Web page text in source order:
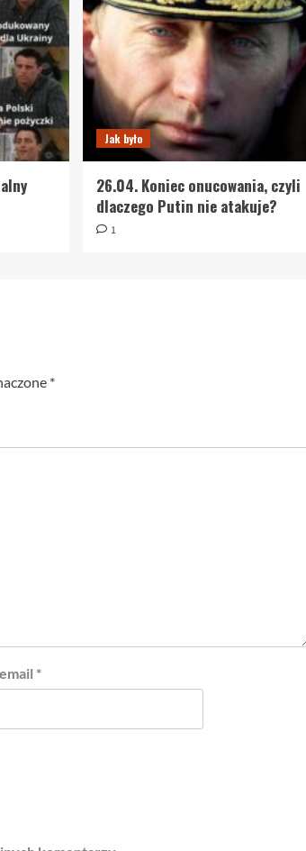
Jak było
26.04. Koniec onucowania, czyli
dlaczego Putin nie atakuje?
1
*
*